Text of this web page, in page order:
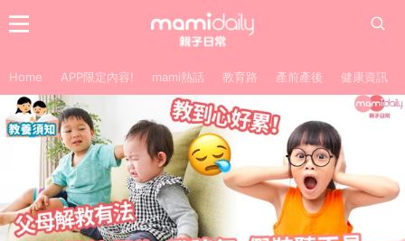
Home APP限定內容! mami熱話 教育路 產前產後 健康資訊